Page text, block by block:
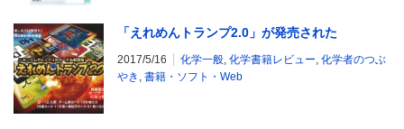
「えれめんトランプ2.0」が発売された
2017/5/16 化学一般, 化学書籍レビュー, 化学者のつぶ
やき , 書籍・ソフト・Web